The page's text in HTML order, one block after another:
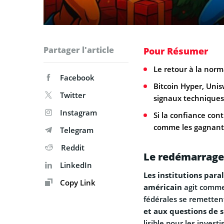
Partager l'article
Facebook
Twitter
Instagram
Telegram
Reddit
LinkedIn
Copy Link
Pour Résumer
Le retour à la
Bitcoin Hyper,
signaux
Si la confiance
comme les
Le
Les institutions
américain agit
fédérales se
et aux questions de